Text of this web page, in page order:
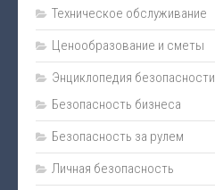
Прайс
Карта сайта
Подарки
Интернет-магазин
Техническое обслуживание
Ценообразование и сметы
Энциклопедия безопасности
Безопасность бизнеса
Безопасность за рулем
Личная безопасность